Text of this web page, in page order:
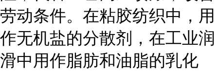
劳动条件。在粘胶纺织中，用
作无机盐的分散剂，在工业润
滑中用作脂肪和油脂的乳化